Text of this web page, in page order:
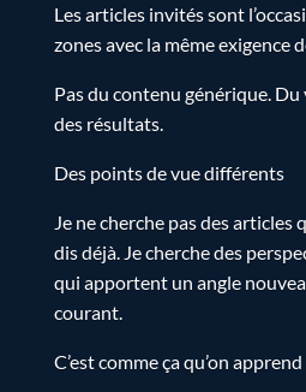
Les articles invités sont
zones avec la même exigence
Pas du contenu générique. Du
des résultats.
Des points de vue différents
Je ne cherche pas des articles
dis déjà. Je cherche des
qui apportent un angle
courant.
C’est comme ça qu’on